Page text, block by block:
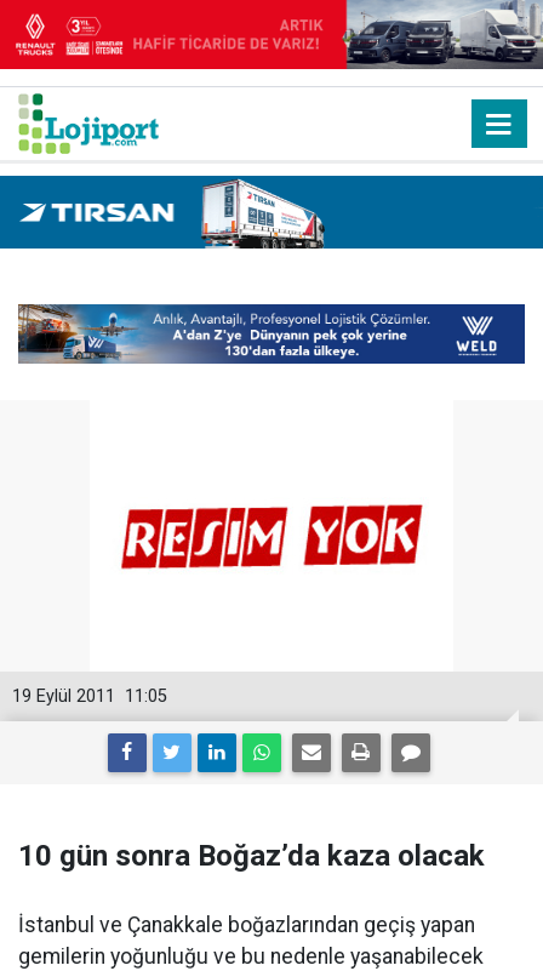
11:05
19 Eylül 2011
10 gün sonra Boğaz’da kaza olacak
İstanbul ve Çanakkale boğazlarından geçiş yapan
gemilerin yoğunluğu ve bu nedenle yaşanabilecek